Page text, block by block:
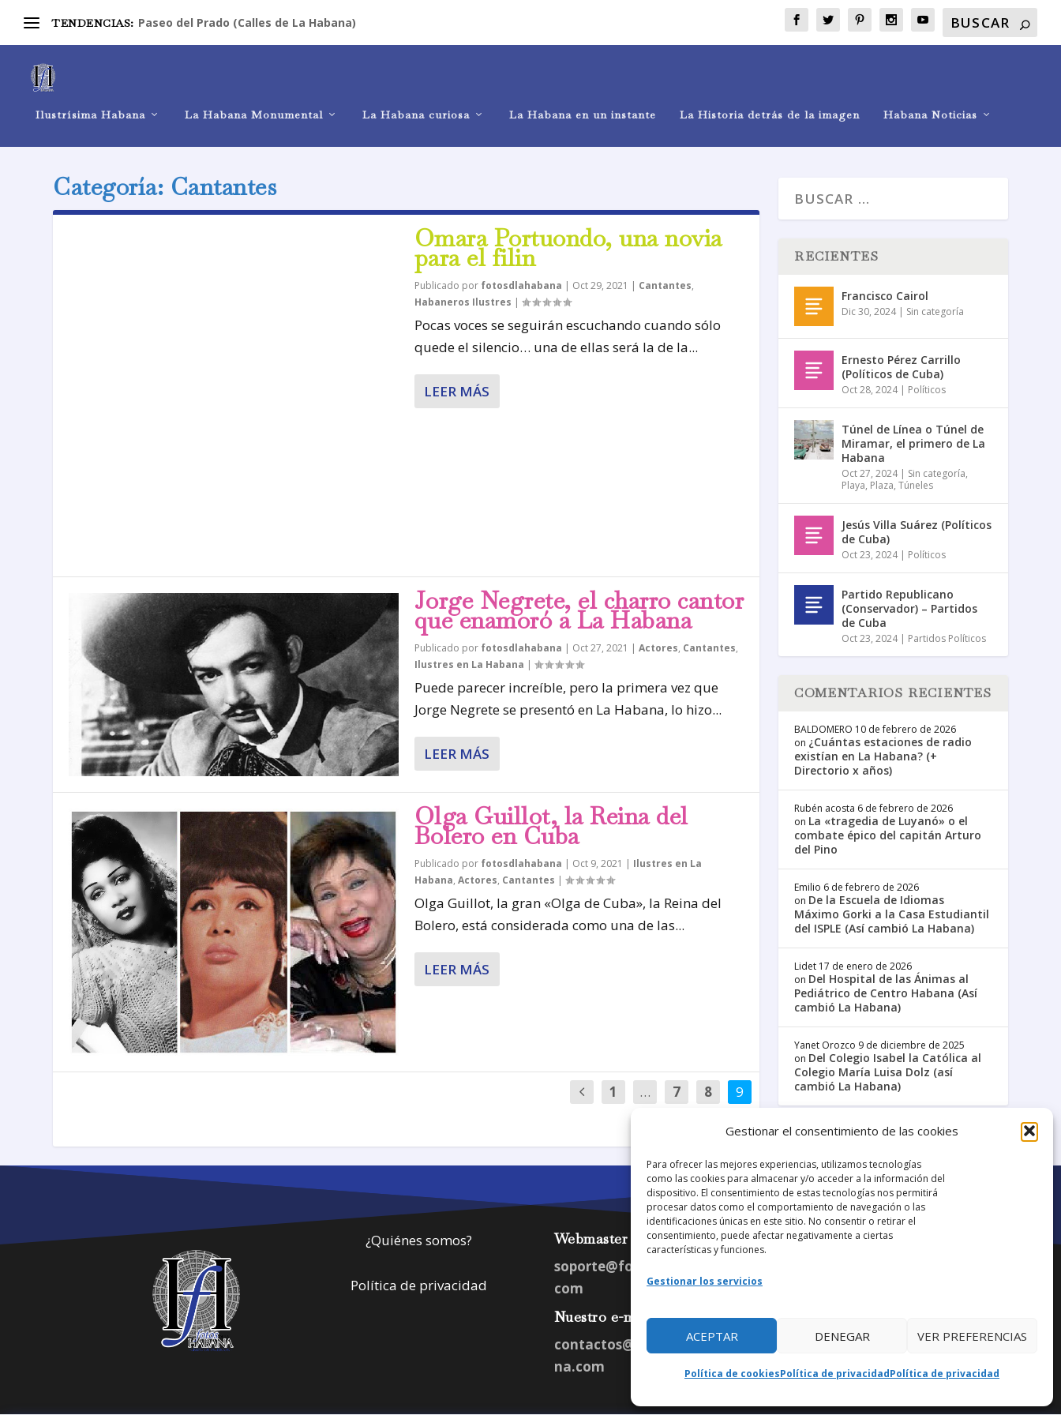
Gestionar el consentimiento de las cookies
Para ofrecer las mejores experiencias, utilizamos tecnologías
como las cookies para almacenar y/o acceder a la información del
dispositivo. El consentimiento de estas tecnologías nos permitirá
procesar datos como el comportamiento de navegación o las
identificaciones únicas en este sitio. No consentir o retirar el
consentimiento, puede afectar negativamente a ciertas
características y funciones.
Gestionar los servicios
ACEPTAR DENEGAR VER PREFERENCIAS
Política de cookiesPolítica de privacidadPolítica de privacidad
TENDENCIAS: Paseo del Prado (Calles de La Habana)
Ilustrísima Habana La Habana Monumental La Habana curiosa La Habana en un instante La Historia detrás de la imagen Habana Noticias
Categoría: Cantantes
Omara Portuondo, una novia
para el filin
Publicado por fotosdlahabana | Oct 29, 2021 | Cantantes,
Habaneros Ilustres |
Pocas voces se seguirán escuchando cuando sólo
quede el silencio… una de ellas será la de la...
LEER MÁS
Jorge Negrete, el charro cantor
que enamoró a La Habana
Publicado por fotosdlahabana | Oct 27, 2021 | Actores, Cantantes,
Ilustres en La Habana |
Puede parecer increíble, pero la primera vez que
Jorge Negrete se presentó en La Habana, lo hizo...
LEER MÁS
Olga Guillot, la Reina del
Bolero en Cuba
Publicado por fotosdlahabana | Oct 9, 2021 | Ilustres en La
Habana, Actores, Cantantes |
Olga Guillot, la gran «Olga de Cuba», la Reina del
Bolero, está considerada como una de las...
LEER MÁS
1 … 7 8 9
RECIENTES
Francisco Cairol
Dic 30, 2024| Sin categoría
Ernesto Pérez Carrillo
(Políticos de Cuba)
Oct 28, 2024| Políticos
Túnel de Línea o Túnel de
Miramar, el primero de La
Habana
Oct 27, 2024| Sin categoría,
Playa, Plaza,Túneles
Jesús Villa Suárez (Políticos
de Cuba)
Oct 23, 2024| Políticos
Partido Republicano
(Conservador) – Partidos
de Cuba
Oct 23, 2024| Partidos Políticos
COMENTARIOS RECIENTES
BALDOMERO 10 de febrero de 2026
on ¿Cuántas estaciones de radio
existían en La Habana? (+
Directorio x años)
Rubén acosta 6 de febrero de 2026
on La «tragedia de Luyanó» o el
combate épico del capitán Arturo
del Pino
Emilio 6 de febrero de 2026
on De la Escuela de Idiomas
Máximo Gorki a la Casa Estudiantil
del ISPLE (Así cambió La Habana)
Lidet 17 de enero de 2026
on Del Hospital de las Ánimas al
Pediátrico de Centro Habana (Así
cambió La Habana)
Yanet Orozco 9 de diciembre de 2025
on Del Colegio Isabel la Católica al
Colegio María Luisa Dolz (así
cambió La Habana)
Galería de Videos
¿Quiénes somos?
Política de privacidad
Webmaster
soporte@fotosdlahabana.
com
Nuestro e-mail:
contactos@fotosdlahaba
na.com